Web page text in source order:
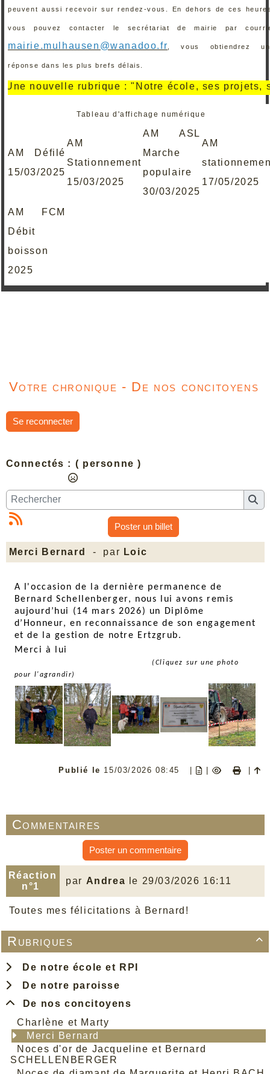
peuvent aussi recevoir sur rendez-vous. En dehors de ces
vous pouvez contacter le secrétariat de mairie par
mairie.mulhausen@wanadoo.fr , vous obtiendrez
réponse dans les plus brefs délais.
nouvelle rubrique : "Notre école, ses projets, ses
Tableau d'affichage numérique
AM Défilé
15/03/2025
AM
Stationnement
15/03/2025
AM ASL
Marche
populaire
30/03/2025
AM
17/05/2025
AM FCM
Débit
boisson
2025

Rubriques
De notre école et RPI
De notre paroisse
De nos concitoyens
Charlène et Marty
Merci Bernard
Noces d'or de Jacqueline et Bernard
SCHELLENBERGER
Votre chronique - De nos concitoyens
Se reconnecter
Connectés : ( personne )
Poster un billet
Merci Bernard - par Loic
A l'occasion de la dernière permanence de
Bernard Schellenberger, nous lui avons remis
aujourd’hui (14 mars 2026) un Diplôme
d’Honneur, en reconnaissance de son engagement
et de la gestion de notre Ertzgrub.
Merci à lui
(Cliquez sur une photo
pour l'agrandir)
Publié le 15/03/2026 08:45 |
Commentaires
Poster un commentaire
Réaction
n°1
par Andrea le 29/03/2026 16:11
Toutes mesfélicitations à Bernard!